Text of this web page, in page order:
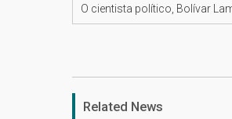
O cientista político, Bolívar
Related News